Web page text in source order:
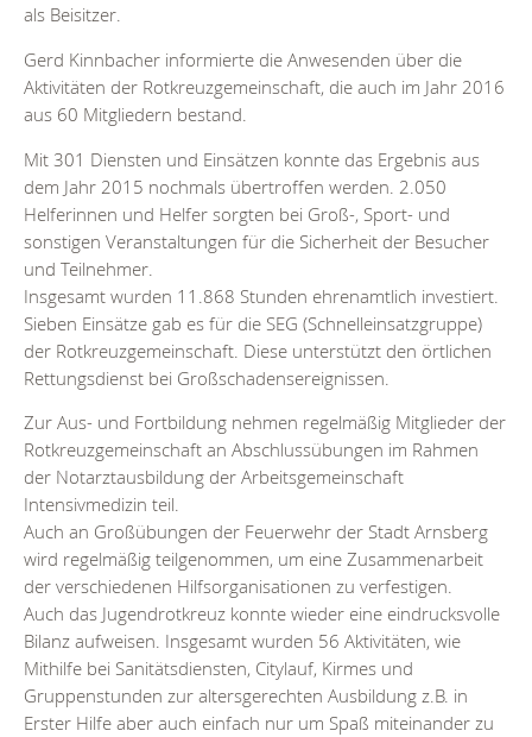
als Beisitzer.
Gerd Kinnbacher informierte die Anwesenden über die
Aktivitäten der Rotkreuzgemeinschaft, die auch im Jahr 2016
aus 60 Mitgliedern bestand.
Mit 301 Diensten und Einsätzen konnte das Ergebnis aus
dem Jahr 2015 nochmals übertroffen werden. 2.050
Helferinnen und Helfer sorgten bei Groß-, Sport- und
sonstigen Veranstaltungen für die Sicherheit der Besucher
und Teilnehmer.
Insgesamt wurden 11.868 Stunden ehrenamtlich investiert.
Sieben Einsätze gab es für die SEG (Schnelleinsatzgruppe)
der Rotkreuzgemeinschaft. Diese unterstützt den örtlichen
Rettungsdienst bei Großschadensereignissen.
Zur Aus- und Fortbildung nehmen regelmäßig Mitglieder der
Rotkreuzgemeinschaft an Abschlussübungen im Rahmen
der Notarztausbildung der Arbeitsgemeinschaft
Intensivmedizin teil.
Auch an Großübungen der Feuerwehr der Stadt Arnsberg
wird regelmäßig teilgenommen, um eine Zusammenarbeit
der verschiedenen Hilfsorganisationen zu verfestigen.
Auch das Jugendrotkreuz konnte wieder eine eindrucksvolle
Bilanz aufweisen. Insgesamt wurden 56 Aktivitäten, wie
Mithilfe bei Sanitätsdiensten, Citylauf, Kirmes und
Gruppenstunden zur altersgerechten Ausbildung z.B. in
Erster Hilfe aber auch einfach nur um Spaß miteinander zu